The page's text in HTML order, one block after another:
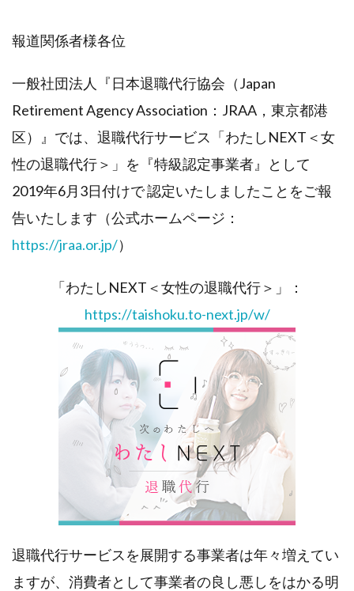
報道関係者様各位
一般社団法人『日本退職代行協会（Japan
Retirement Agency Association：JRAA，東京都港
区）』では、退職代行サービス「わたしNEXT＜女
性の退職代行＞」を『特級認定事業者』として
2019年6月3日付けで 認定いたしましたことをご報
告いたします（公式ホームページ：
https://jraa.or.jp/）
「わたしNEXT＜女性の退職代行＞」：
https://taishoku.to-next.jp/w/
退職代行サービスを展開する事業者は年々増えてい
ますが、消費者として事業者の良し悪しをはかる明